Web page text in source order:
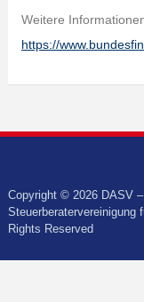
Weitere
https://
Copyright © 2026 DASV
Steuerberatervereinigung
Rights Reserved